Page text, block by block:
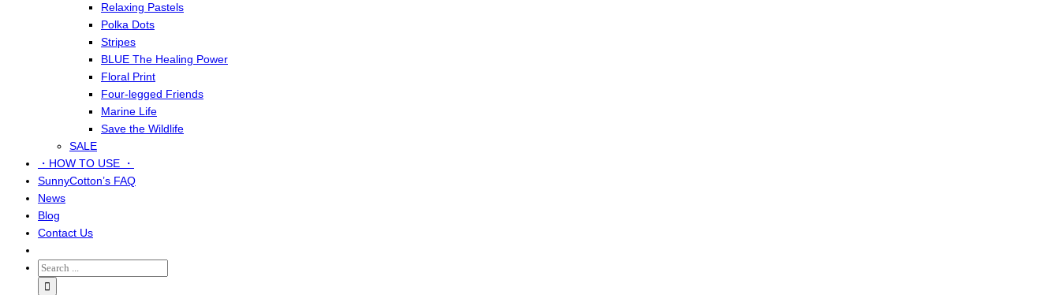
Relaxing Pastels
Polka Dots
Stripes
BLUE The Healing Power
Floral Print
Four-legged Friends
Marine Life
Save the Wildlife
SALE
・HOW TO USE ・
SunnyCotton’s FAQ
News
Blog
Contact Us